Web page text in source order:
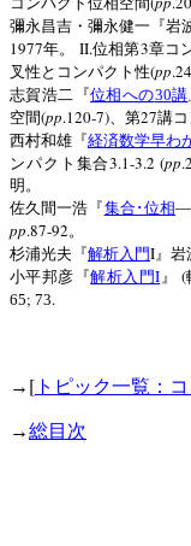
彌永昌吉・彌永健一『岩
1977年。 II.位相第3章コ
叉性とコンパクト性(pp
志賀浩二『位相への30講
空間(pp.120-7)、第27講
西村和雄『経済数学早わ
ンパクト集合3.1-3.2 (pp
明。
佐久間一浩『集合･位相―
pp.87-92。
杉浦光夫『解析入門I』岩
小平邦彦『解析入門I』 (
65; 73.
→ [ トピック一覧：
→総目次